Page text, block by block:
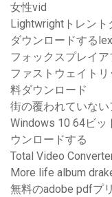
女性vid
Lightwrightトレン
ダウンロードする
フォックスプレイ
ファストウェイト
料ダウンロード
街の覆われていな
Windows 10 64ビッ
ウンロードする
Total Video
More life album
無料のadobe pdfプ